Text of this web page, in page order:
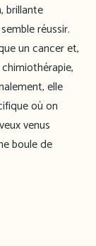
brillante
réussir.
un cancer et,
elle
où on
venus
boule de